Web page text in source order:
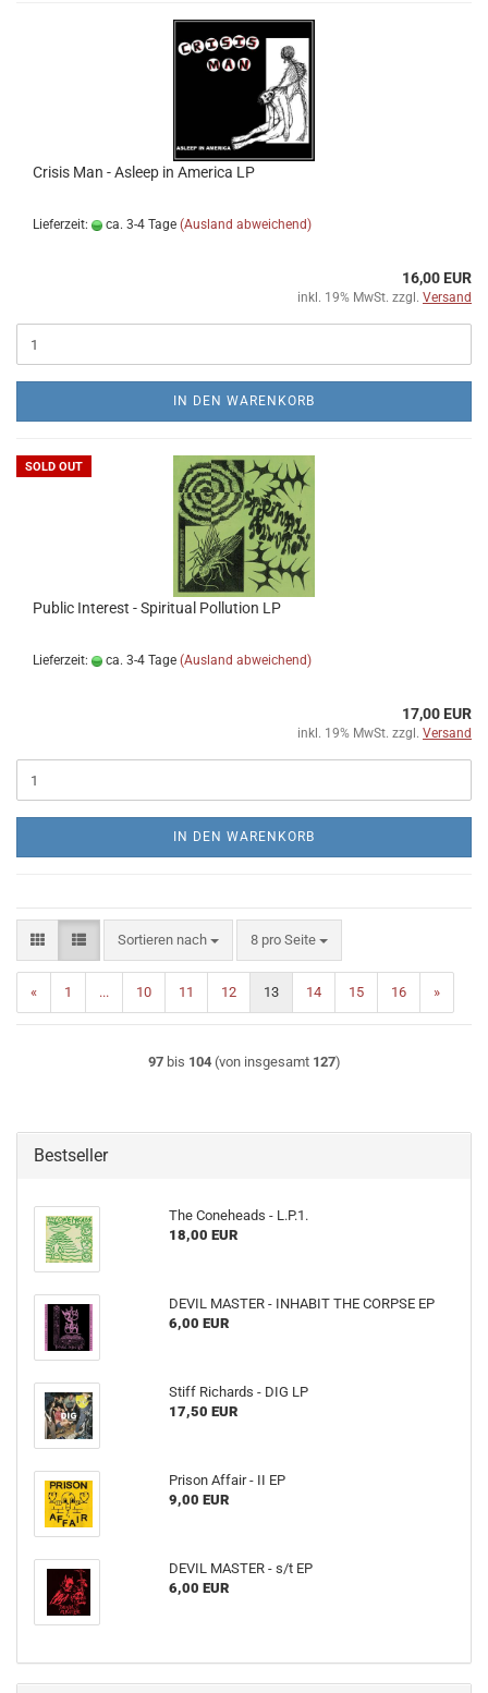
Crisis Man - Asleep in America LP
Lieferzeit: ca. 3-4 Tage (Ausland abweichend)
16,00 EUR
inkl. 19% MwSt. zzgl. Versand
IN DEN WARENKORB
SOLD OUT
Public Interest - Spiritual Pollution LP
Lieferzeit: ca. 3-4 Tage (Ausland abweichend)
17,00 EUR
inkl. 19% MwSt. zzgl. Versand
IN DEN WARENKORB
Sortieren nach
Sortieren nach 8 pro Seite
pro Seite
« 1 ... 10 11 12 13 14 15 16 »
97bis 104(von insgesamt 127)
Bestseller
The Coneheads - L​.​P​.​1.
18,00 EUR
DEVIL MASTER - INHABIT THE CORPSE EP
6,00 EUR
Stiff Richards - DIG LP
17,50 EUR
Prison Affair - II EP
9,00 EUR
DEVIL MASTER - s​/​t EP
6,00 EUR